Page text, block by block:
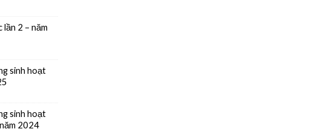
2 – năm
sinh hoạt
sinh hoạt
2024